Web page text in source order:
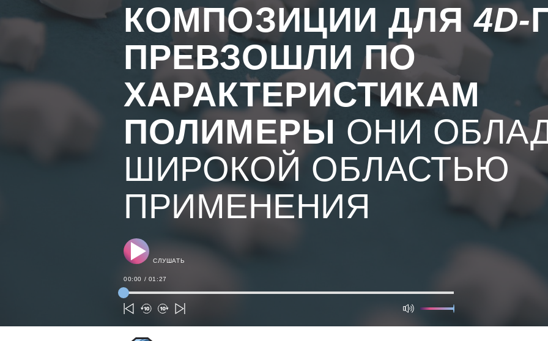
КОМПОЗИЦИИ ДЛЯ4D-
ПРЕВЗОШЛИ ПО
ХАРАКТЕРИСТИКАМ
ПОЛИМЕРЫ ОНИ
ШИРОКОЙ ОБЛАСТЬЮ
ПРИМЕНЕНИЯ
СЛУШАТЬ
00:00 / 01:27